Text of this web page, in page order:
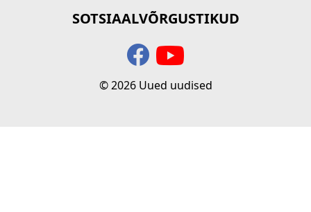
SOTSIAALVÕRGUSTIKUD
© 2026 Uued uudised